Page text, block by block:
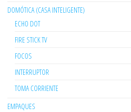
DOMÓTICA (CASA INTELIGENTE)
ECHO DOT
FIRE STICK TV
FOCOS
INTERRUPTOR
TOMA CORRIENTE
EMPAQUES